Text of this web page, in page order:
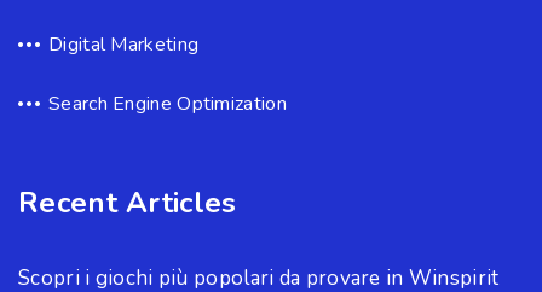
Digital Marketing
Search Engine Optimization
Recent Articles
Scopri i giochi più popolari da provare in Winspirit